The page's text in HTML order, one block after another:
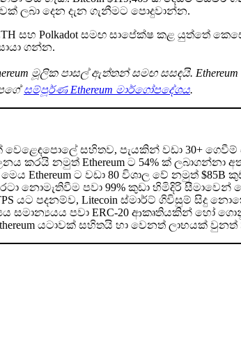
ලබා දෙන දැන ගැනීමට පොදුවාන්න.
WETH සහ Polkadot සමඟ සාපේක්ෂ කළ
ගන්න.
මූලික පාසල් ඇත්තන් සමඟ සසඳයි.
සම්පූර්ණ Ethereum මාර්ගෝපදේශය.
ක් වෙළෙඳපොලේ සහිතව, පැයකින් වඩා 30+
කරයි නමුත් Ethereum ට 54% ක් ලබාගන්නා
මෙය Ethereum ට වඩා 80 විශාල වේ නමුත්
රටා නොමැතිවීම පවා 99% කුඩා හිමිදිරි
යට පදනම්ව, Litecoin ස්මාර්ට් ගිවිසුම් සිදු
සමාන්‍යයය පවා ERC-20 ආකෘතියකින් හෝ
යටාවක් සහිතයි හා වෙනත් ලාභයක් වුනත්